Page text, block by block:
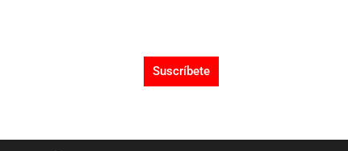
Suscríbete